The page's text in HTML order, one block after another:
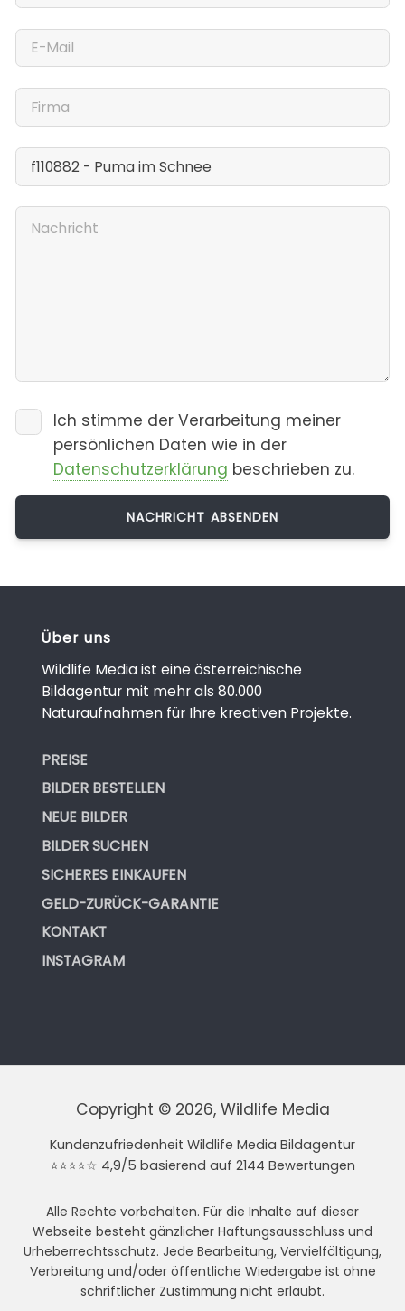
Ich stimme der Verarbeitung meiner
persönlichen Daten wie in der
Datenschutzerklärung beschrieben zu.
Über uns
Wildlife Media ist eine österreichische
Bildagentur mit mehr als 80.000
Naturaufnahmen für Ihre kreativen Projekte.
PREISE
BILDER BESTELLEN
NEUE BILDER
BILDER SUCHEN
SICHERES EINKAUFEN
GELD-ZURÜCK-GARANTIE
KONTAKT
INSTAGRAM
Copyright © 2026, Wildlife Media
Kundenzufriedenheit Wildlife Media Bildagentur
⭐⭐⭐⭐☆ 4,9/5 basierend auf 2144 Bewertungen
Alle Rechte vorbehalten. Für die Inhalte auf dieser
Webseite besteht gänzlicher Haftungsausschluss und
Urheberrechtsschutz. Jede Bearbeitung, Vervielfältigung,
Verbreitung und/oder öffentliche Wiedergabe ist ohne
schriftlicher Zustimmung nicht erlaubt.